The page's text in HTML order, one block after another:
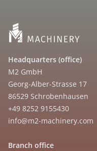
Headquarters (office)
M2 GmbH
Georg-Alber-Strasse 17
86529 Schrobenhausen
+49 8252 9155430
info@m2-machinery.com
Branch office